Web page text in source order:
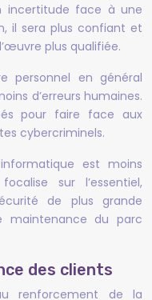
incertitude face à une
il sera plus confiant et
plus qualifiée.
personnel en général
d’erreurs humaines.
pour faire face aux
cybercriminels.
est moins
sur l’essentiel,
de plus grande
maintenance du parc
des clients
renforcement de la